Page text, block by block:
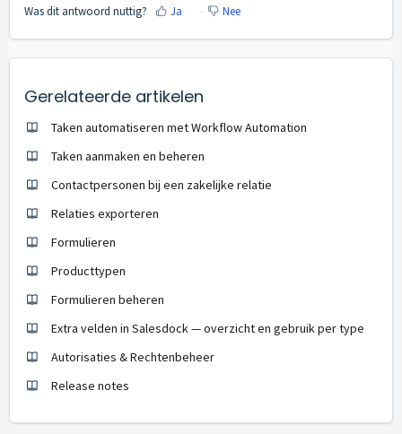
Was dit antwoord nuttig? Ja Nee
Gerelateerde artikelen
Taken automatiseren met Workflow Automation
Taken aanmaken en beheren
Contactpersonen bij een zakelijke relatie
Relaties exporteren
Formulieren
Producttypen
Formulieren beheren
Extra velden in Salesdock — overzicht en gebruik per type
Autorisaties & Rechtenbeheer
Release notes